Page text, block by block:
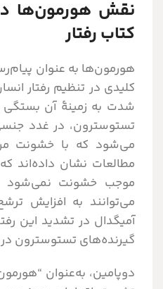
نقش هورمون‌ها
کتاب رفتار
هورمون‌ها به عنوان
کلیدی در تنظیم رفتار
شدت به زمینۀ آن بستگی
تستوسترون، در غدد
می‌شود که با خشونت
مطالعات نشان داده‌اند
موجب خشونت نمی‌شود و
می‌توانند به افزایش
آمیگدال در تشدید این
گیرنده‌های تستوسترون
دوپامین، به‌عنوان